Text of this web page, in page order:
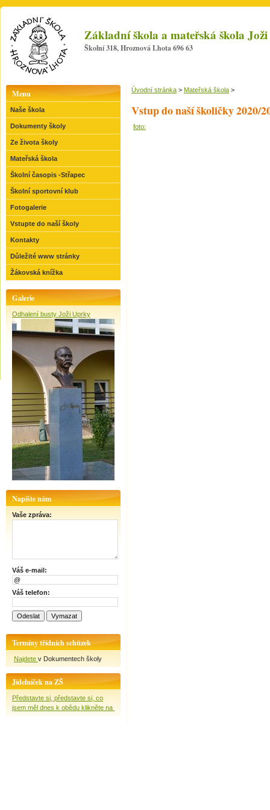
Základní škola a mateřská škola
Školní 318, Hroznová Lhota 696 63
Menu
Naše škola
Dokumenty školy
Ze života školy
Mateřská škola
Školní časopis -Střapec
Školní sportovní klub
Fotogalerie
Vstupte do naší školy
Kontakty
Důležité www stránky
Žákovská knížka
Galerie
Odhalení busty Joži Uprky
Napište nám
Vaše zpráva:
Váš e-mail:
Váš telefon:
Termíny třídních schůzek
Najdete v Dokumentech školy
Jídelníček na ZŠ
Představte si, představte si, co
jsem měl dnes k obědu klikněte na
Úvodní stránka > Mateřská škola >
Vstup do naší školičky 2020/
foto: